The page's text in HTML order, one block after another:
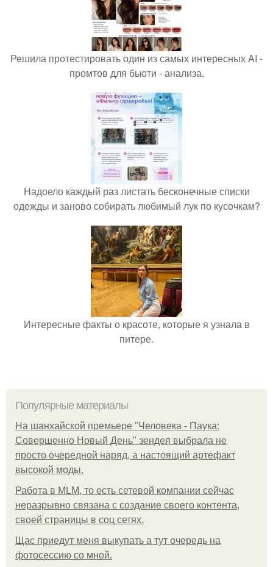
Решила протестировать один из самых интересных AI -
промтов для бьюти - анализа.
Надоело каждый раз листать бесконечные списки
одежды и заново собирать любимый лук по кусочкам?
Интересные факты о красоте, которые я узнала в
питере.
Популярные материалы
На шанхайской премьере "Человека - Паука:
Совершенно Новый День" зендея выбрала не
просто очередной наряд, а настоящий артефакт
высокой моды.
Работа в MLM, то есть сетевой компании сейчас
неразрывно связана с создание своего контента,
своей страницы в соц сетях.
Щас приедут меня выкупать а тут очередь на
фотосессию со мной.